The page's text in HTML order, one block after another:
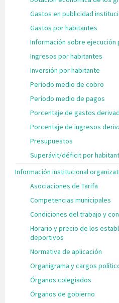
Gastos en publicidad
Gastos por habitantes
Información sobre ejecución
Ingresos por habitantes
Inversión por habitante
Período medio de cobro
Período medio de pagos
Porcentaje de gastos
Porcentaje de ingresos
Presupuestos
Superávit/déficit por
Información institucional
Asociaciones de Tarifa
Competencias municipales
Condiciones del trabajo y
Horario y precio de los
deportivos
Normativa de aplicación
Organigrama y cargos
Órganos colegiados
Órganos de gobierno